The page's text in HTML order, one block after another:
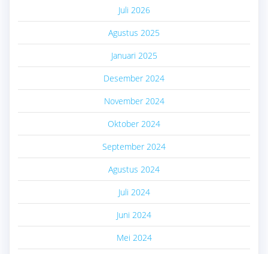
Juli 2026
Agustus 2025
Januari 2025
Desember 2024
November 2024
Oktober 2024
September 2024
Agustus 2024
Juli 2024
Juni 2024
Mei 2024